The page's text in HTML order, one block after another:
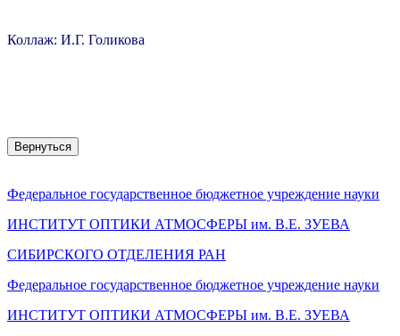
Коллаж: И.Г. Голикова
Вернуться
Федеральное государственное бюджетное учреждение науки
ИНСТИТУТ ОПТИКИ АТМОСФЕРЫ им. В.Е. ЗУЕВА
СИБИРСКОГО ОТДЕЛЕНИЯ РАН
Федеральное государственное бюджетное учреждение науки
ИНСТИТУТ ОПТИКИ АТМОСФЕРЫ им. В.Е. ЗУЕВА